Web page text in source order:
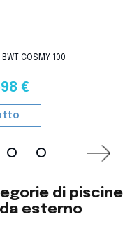
COSMY 100
€
di piscine
esterno